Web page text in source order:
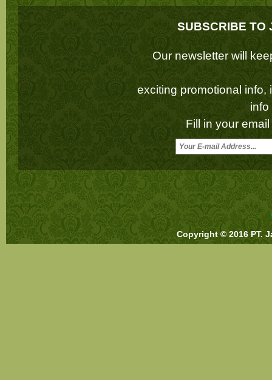
SUBSCRIBE TO
Our newsletter will
exciting promotional info,
info
Fill in your
Copyright © 2016 PT.